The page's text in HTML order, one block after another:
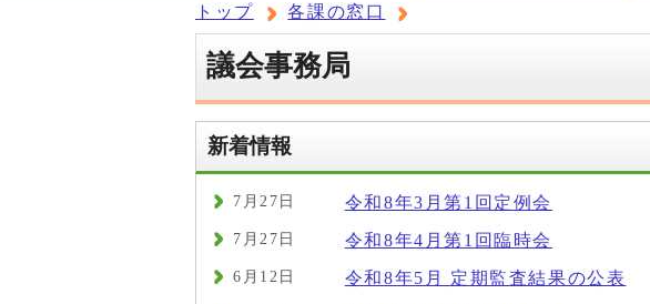
トップ 各課の窓口
議会事務局
新着情報
7月27日 令和8年3月第1回定例会
7月27日 令和8年4月第1回臨時会
6月12日 令和8年5月 定期監査結果の公表